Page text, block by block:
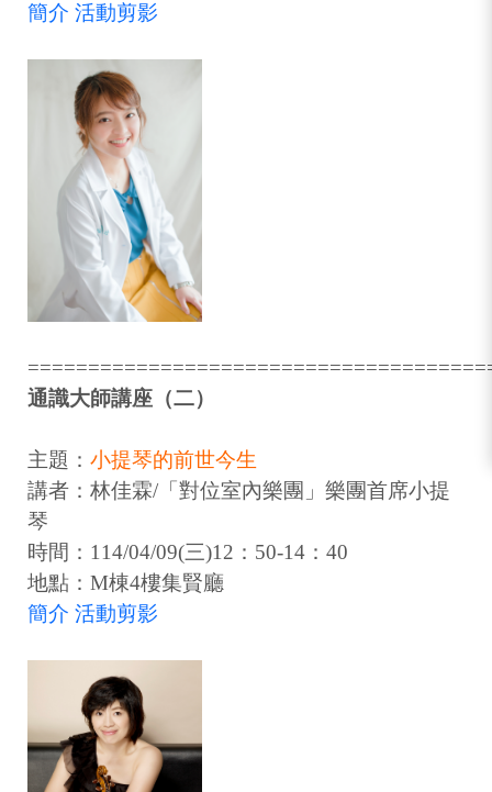
簡介 活動剪影
通識大師講座（二）
主題： 小提琴的前世今生
講者：林佳霖/「對位室內樂團」樂團首席小提
琴
時間：114/04/09(三)12：50-14：40
地點：M棟4樓集賢廳
簡介 活動剪影